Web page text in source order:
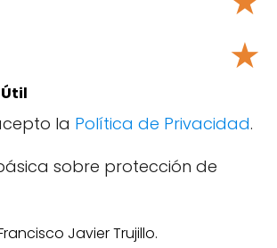
★
Útil
la Política de Privacidad.
sobre protección de
Javier Trujillo.